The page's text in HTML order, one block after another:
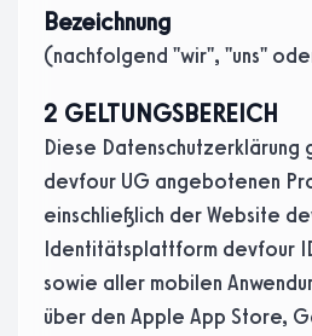
Bezeichnung
(nachfolgend "wir", "uns"
2 GELTUNGSBEREICH
Diese
devfour UG angebotenen
einschließlich der Website
Identitätsplattform devfour
sowie aller mobilen
über den Apple App Store,